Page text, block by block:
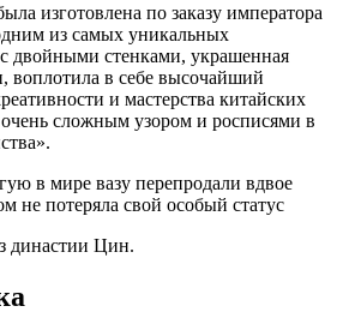
изготовлена по заказу императора
из самых уникальных
двойными стенками, украшенная
воплотила в себе высочайший
и мастерства китайских
сложным узором и росписями в
династии Цин.